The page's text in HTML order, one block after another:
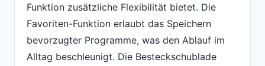
Funktion zusätzliche Flexibilität bietet. Die
Favoriten-Funktion erlaubt das Speichern
bevorzugter Programme, was den Ablauf im
Alltag beschleunigt. Die Besteckschublade